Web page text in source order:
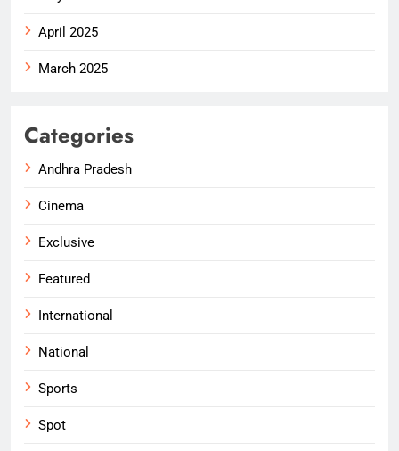
April 2025
March 2025
Categories
Andhra Pradesh
Cinema
Exclusive
Featured
International
National
Sports
Spot